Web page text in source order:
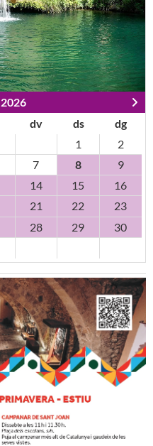
2026
dv ds
dg
1
2
7 8
9
14 15
16
21 22
23
28 29
30